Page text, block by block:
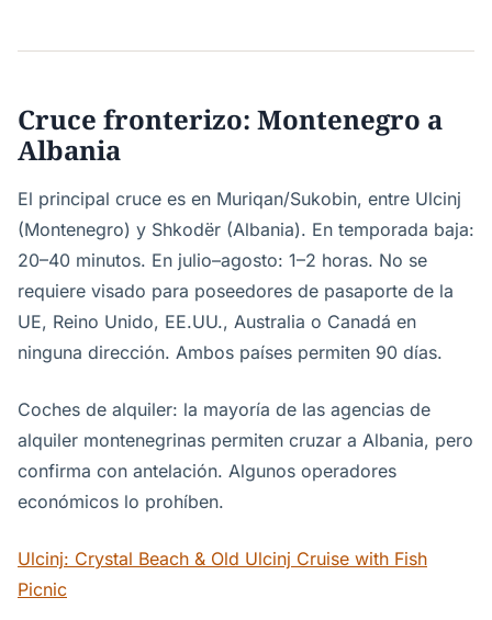
Cruce fronterizo: Montenegro a
Albania
El principal cruce es en Muriqan/Sukobin, entre Ulcinj
(Montenegro) y Shkodër (Albania). En temporada baja:
20–40 minutos. En julio–agosto: 1–2 horas. No se
requiere visado para poseedores de pasaporte de la
UE, Reino Unido, EE.UU., Australia o Canadá en
ninguna dirección. Ambos países permiten 90 días.
Coches de alquiler: la mayoría de las agencias de
alquiler montenegrinas permiten cruzar a Albania, pero
confirma con antelación. Algunos operadores
económicos lo prohíben.
Ulcinj: Crystal Beach & Old Ulcinj Cruise with Fish
Picnic